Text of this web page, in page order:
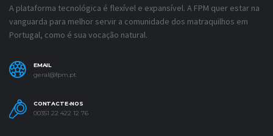
A plataforma tecnológica é flexível e expansível. A FPM quer estar na
vanguarda para melhor servir a comunidade dos matraquilhos em
Portugal, como é sua vocação natural.
EMAIL
geral@fpm.pt
CONTACTE-NOS
00351 22 422 12 76